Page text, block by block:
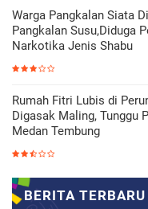
Warga Pangkalan Siata
Pangkalan Susu,Diduga
Narkotika Jenis Shabu
Rumah Fitri Lubis di
Digasak Maling, Tunggu
Medan Tembung